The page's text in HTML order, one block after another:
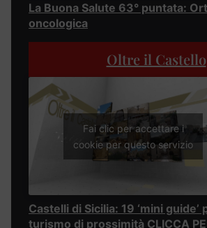
La Buona Salute 63° puntata:
oncologica
Oltre il Castello
Fai clic per accettare i
cookie per questo servizio
Castelli di Sicilia: 19 ‘mini guide’
turismo di prossimità CLICCA